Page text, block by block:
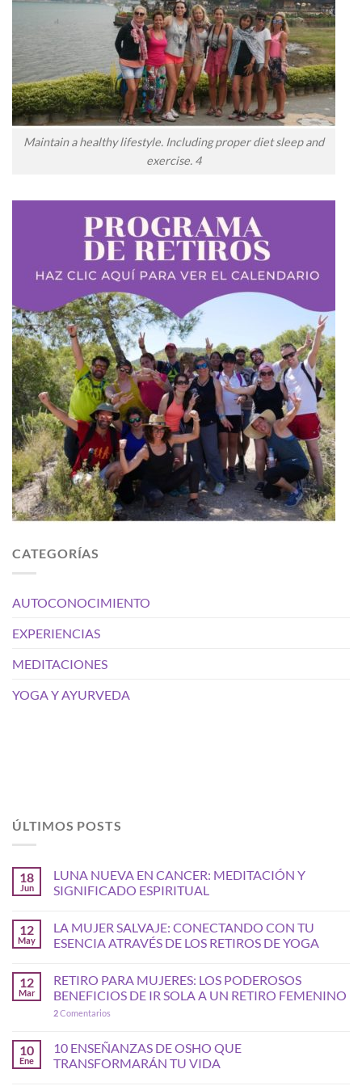
Maintain a healthy lifestyle. Including proper diet sleep and
exercise. 4
CATEGORÍAS
AUTOCONOCIMIENTO
EXPERIENCIAS
MEDITACIONES
YOGA Y AYURVEDA
ÚLTIMOS POSTS
18
Jun
LUNA NUEVA EN CANCER: MEDITACIÓN Y
SIGNIFICADO ESPIRITUAL
12
May
LA MUJER SALVAJE: CONECTANDO CON TU
ESENCIA ATRAVÉS DE LOS RETIROS DE YOGA
12
Mar
RETIRO PARA MUJERES: LOS PODEROSOS
BENEFICIOS DE IR SOLA A UN RETIRO FEMENINO
2Comentarios
10
Ene
10 ENSEÑANZAS DE OSHO QUE
TRANSFORMARÁN TU VIDA